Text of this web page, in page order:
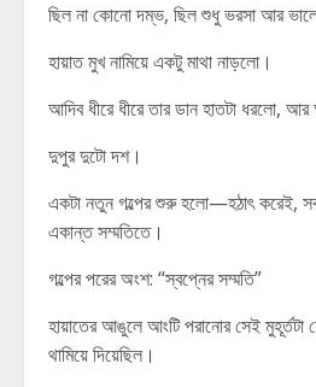
ছিল না কোনো দম্ভ, ছিল শুধু ভরসা আর
হায়াত মুখ নামিয়ে একটু মাথা নাড়লো।
আদিব ধীরে ধীরে তার ডান হাতটা ধরলো,
দুপুর দুটো দশ।
একটা নতুন গল্পের শুরু হলো—হঠাৎ করেই,
একান্ত সম্মতিতে।
গল্পের পরের অংশ: “স্বপ্নের সম্মতি”
হায়াতের আঙুলে আংটি পরানোর সেই
থামিয়ে দিয়েছিল।